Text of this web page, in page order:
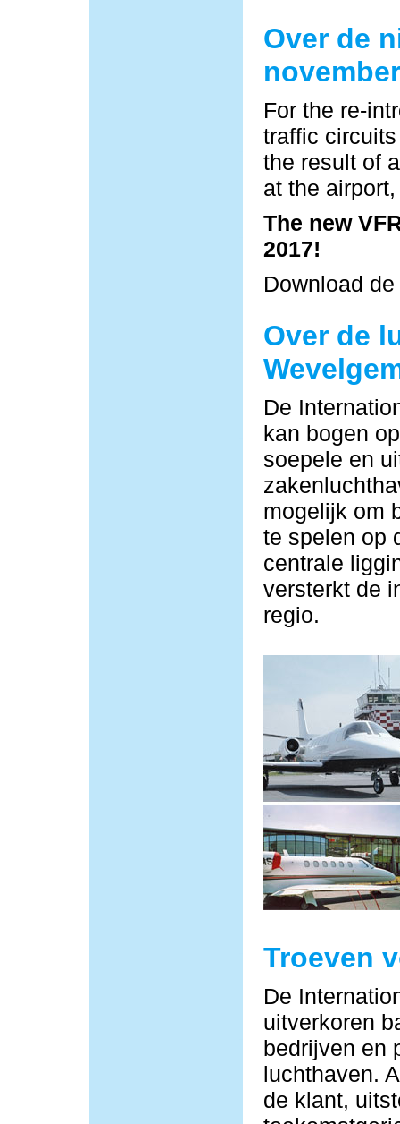
Over de
For the re-
traffic
the result of
at the
The new
2017!
Download de
Over de
De
kan bogen
soepele en
mogelijk om
te spelen op
centrale
versterkt de
regio.
Troeven
De
uitverkoren
bedrijven en
luchthaven.
de klant,